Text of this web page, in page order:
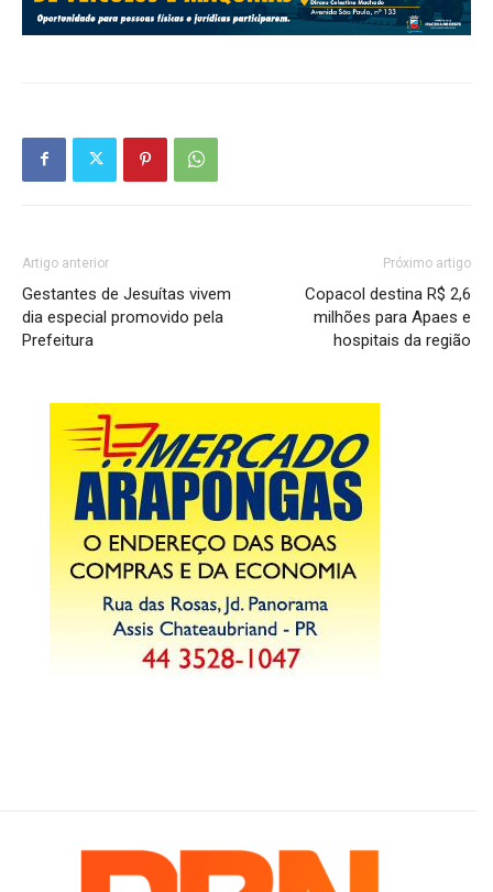
Artigo anterior
Gestantes de Jesuítas vivem
dia especial promovido pela
Prefeitura
Próximo artigo
Copacol destina R$ 2,6
milhões para Apaes e
hospitais da região